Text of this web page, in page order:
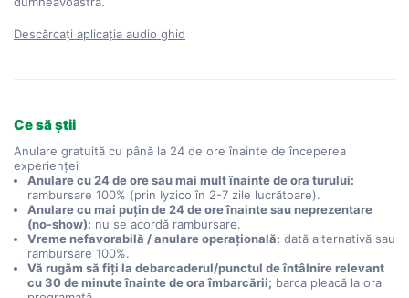
Descărcați aplicația audio ghid
Ce să știi
Anulare gratuită cu până la 24 de ore înainte de începerea
experienței
Anulare cu 24 de ore sau mai mult înainte de ora turului:
rambursare 100% (prin Iyzico în 2-7 zile lucrătoare).
Anulare cu mai puțin de 24 de ore înainte sau neprezentare
(no-show): nu se acordă rambursare.
Vreme nefavorabilă / anulare operațională: dată alternativă sau
rambursare 100%.
Vă rugăm să fiți la debarcaderul/punctul de întâlnire relevant
cu 30 de minute înainte de ora îmbarcării; barca pleacă la ora